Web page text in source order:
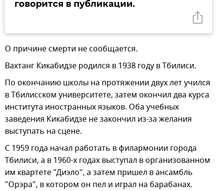
говорится в публикации.
О причине смерти не сообщается.
Вахтанг Кикабидзе родился в 1938 году в Тбилиси.
По окончанию школы на протяжении двух лет учился
в Тбилисском университете, затем окончил два курса
института иностранных языков. Оба учебных
заведения Кикабидзе не закончил из-за желания
выступать на сцене.
С 1959 года начал работать в филармонии города
Тбилиси, а в 1960-х годах выступал в организованном
им квартете "Диэло", а затем пришел в ансамбль
"Орэра", в котором он пел и играл на барабанах.